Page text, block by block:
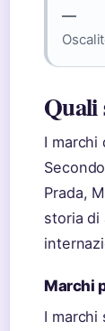
—
Quali
I marchi
Prada,
storia di
Marchi
I marchi